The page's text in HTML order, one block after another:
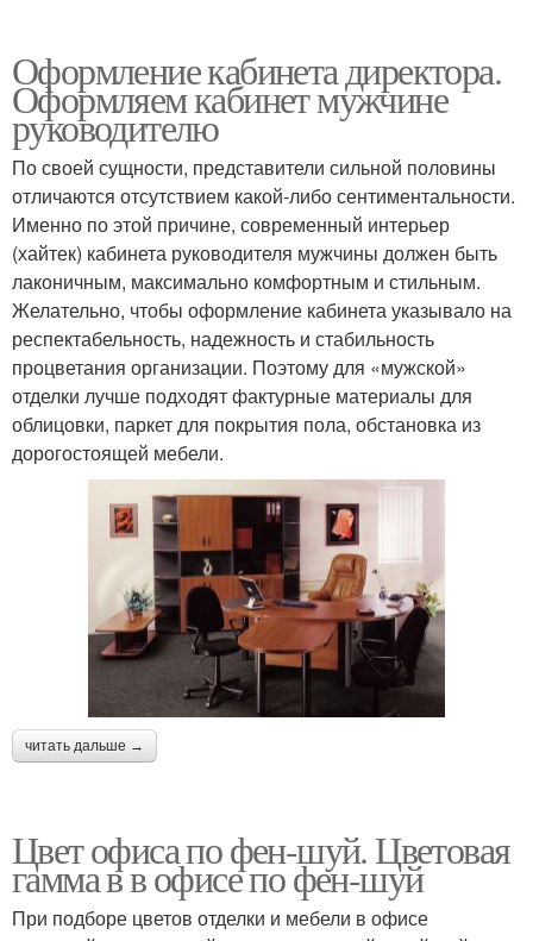
Оформление кабинета директора.
Оформляем кабинет мужчине
руководителю
По своей сущности, представители сильной половины
отличаются отсутствием какой-либо сентиментальности.
Именно по этой причине, современный интерьер
(хайтек) кабинета руководителя мужчины должен быть
лаконичным, максимально комфортным и стильным.
Желательно, чтобы оформление кабинета указывало на
респектабельность, надежность и стабильность
процветания организации. Поэтому для «мужской»
отделки лучше подходят фактурные материалы для
облицовки, паркет для покрытия пола, обстановка из
дорогостоящей мебели.
читать дальше →
Цвет офиса по фен-шуй. Цветовая
гамма в в офисе по фен-шуй
При подборе цветов отделки и мебели в офисе